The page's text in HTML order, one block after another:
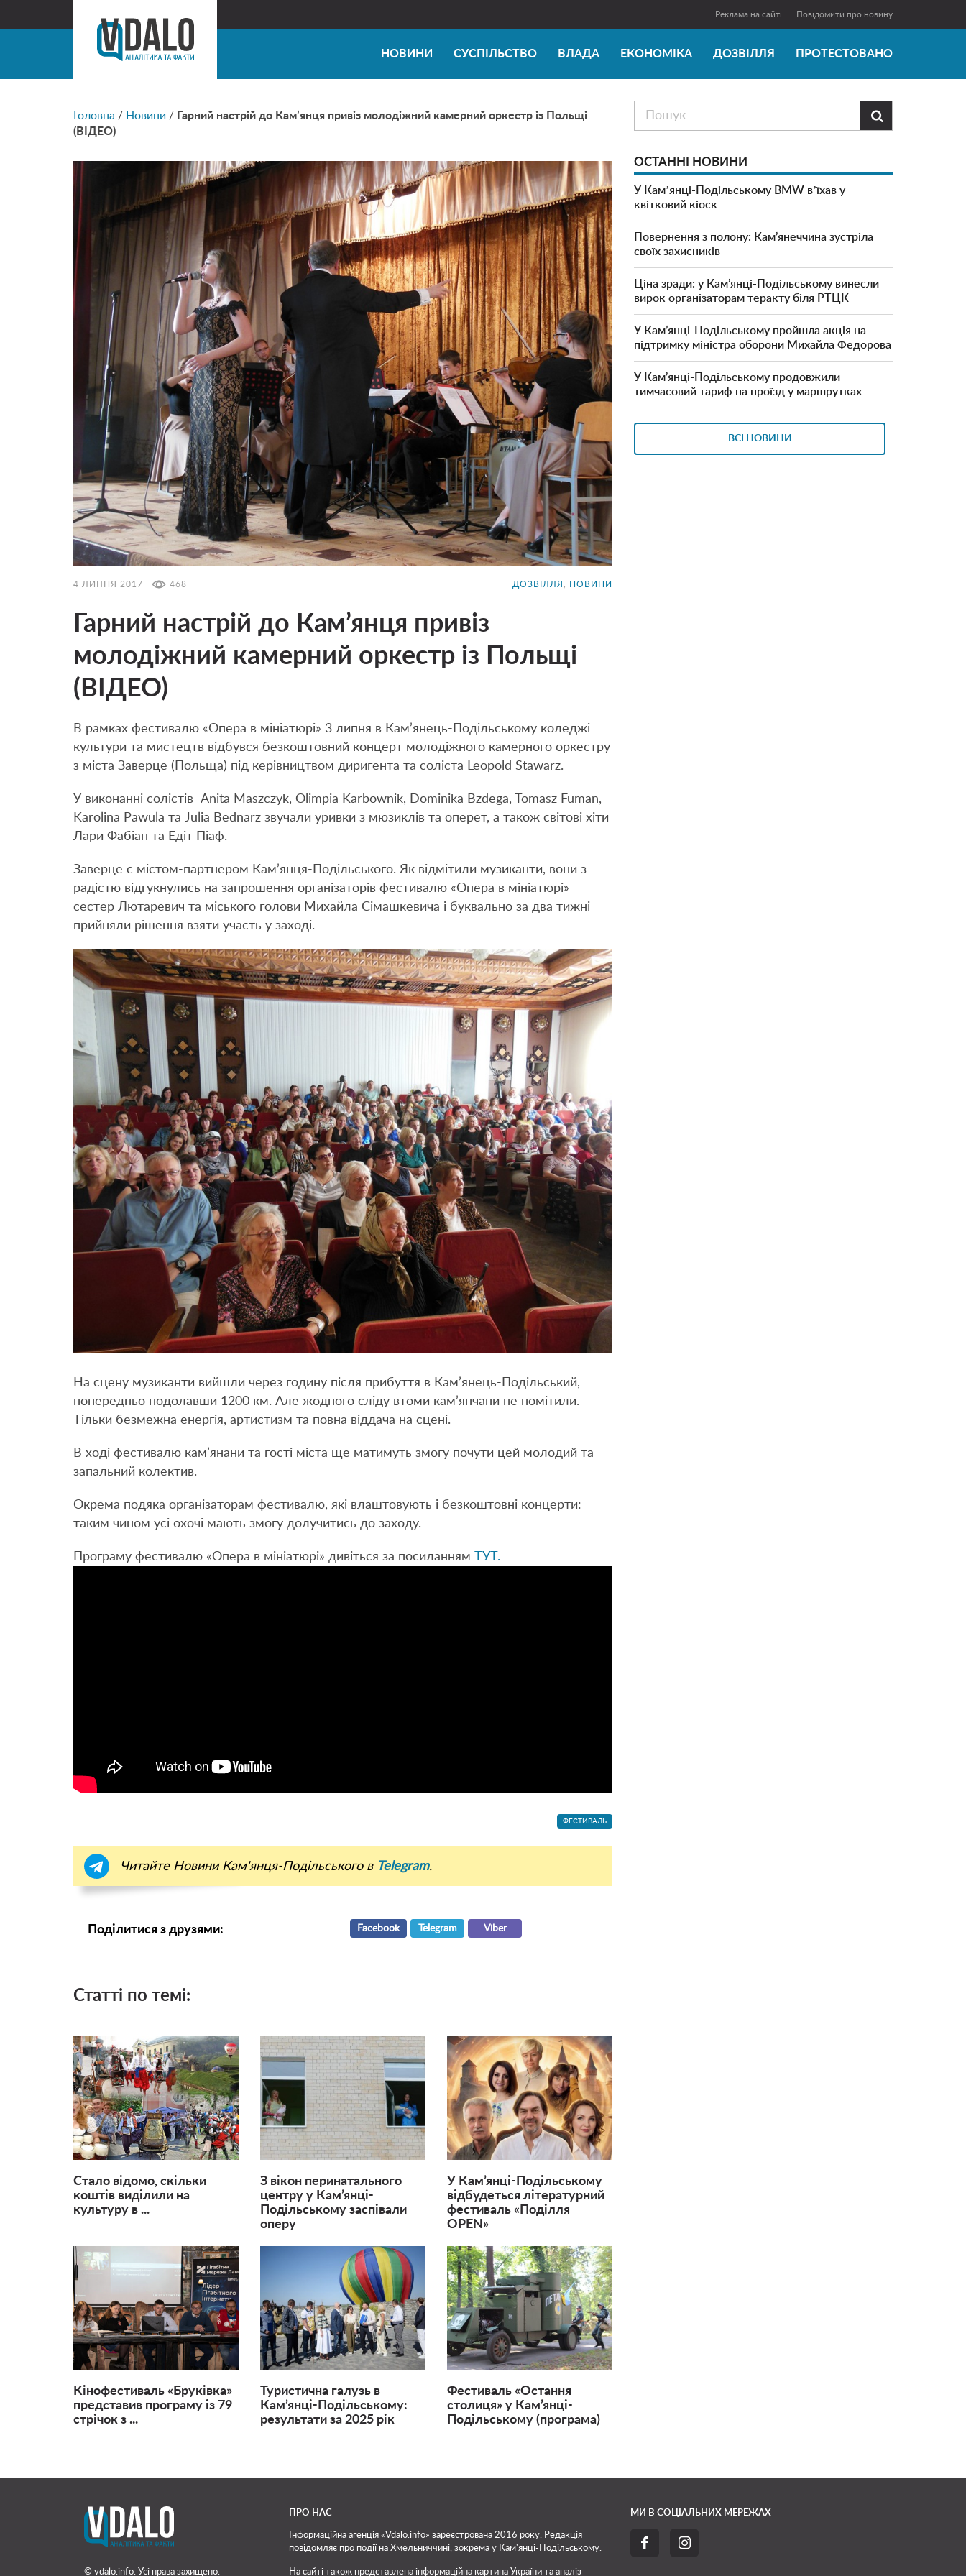
Реклама на сайті Повідомити про новину
НОВИНИ СУСПІЛЬСТВО ВЛАДА ЕКОНОМІКА ДОЗВІЛЛЯ ПРОТЕСТОВАНО
Головна / Новини / Гарний настрій до Кам’янця привіз молодіжний камерний оркестр із Польщі
(ВІДЕО)
4 ЛИПНЯ 2017 | 468 ДОЗВІЛЛЯ НОВИНИ
Гарний настрій до Кам’янця привіз
молодіжний камерний оркестр із Польщі
(ВІДЕО)
В рамках фестивалю «Опера в мініатюрі» 3 липня в Кам’янець-Подільському коледжі
культури та мистецтв відбувся безкоштовний концерт молодіжного камерного оркестру
з міста Заверце (Польща) під керівництвом диригента та соліста Leopold Stawarz.
У виконанні солістів Anita Maszczyk, Olimpia Karbownik, Dominika Bzdega, Tomasz Fuman,
Karolina Pawula та Julia Bednarz звучали уривки з мюзиклів та оперет, а також світові хіти
Лари Фабіан та Едіт Піаф.
Заверце є містом-партнером Кам’янця-Подільського. Як відмітили музиканти, вони з
радістю відгукнулись на запрошення організаторів фестивалю «Опера в мініатюрі»
сестер Лютаревич та міського голови Михайла Сімашкевича і буквально за два тижні
прийняли рішення взяти участь у заході.
На сцену музиканти вийшли через годину після прибуття в Кам’янець-Подільський,
попередньо подолавши 1200 км. Але жодного сліду втоми кам’янчани не помітили.
Тільки безмежна енергія, артистизм та повна віддача на сцені.
В ході фестивалю кам’янани та гості міста ще матимуть змогу почути цей молодий та
запальний колектив.
Окрема подяка організаторам фестивалю, які влаштовують і безкоштовні концерти:
таким чином усі охочі мають змогу долучитись до заходу.
Програму фестивалю «Опера в мініатюрі» дивіться за посиланням ТУТ.
ФЕСТИВАЛЬ
Читайте Новини Кам'янця-Подільського в Telegram.
Поділитися з друзями: Facebook Telegram Viber
Статті по темі:
Стало відомо, скільки
коштів виділили на
культуру в ...
З вікон перинатального
центру у Кам’янці-
Подільському заспівали
оперу
У Кам’янці-Подільському
відбудеться літературний
фестиваль «Поділля
OPEN»
Кінофестиваль «Бруківка»
представив програму із 79
стрічок з ...
Туристична галузь в
Кам’янці-Подільському:
результати за 2025 рік
Фестиваль «Остання
столиця» у Кам’янці-
Подільському (програма)

ОСТАННІ НОВИНИ
У Камʼянці-Подільському BMW вʼїхав у
квітковий кіоск
Повернення з полону: Кам’янеччина зустріла
своїх захисників
Ціна зради: у Кам’янці-Подільському винесли
вирок організаторам теракту біля РТЦК
У Кам’янці-Подільському пройшла акція на
підтримку міністра оборони Михайла Федорова
У Кам’янці-Подільському продовжили
тимчасовий тариф на проїзд у маршрутках
ВСІ НОВИНИ
© vdalo.info. Усі права захищено.
ПРО НАС
Інформаційна агенція «Vdalo.info» зареєстрована 2016 року. Редакція
повідомляє про події на Хмельниччині, зокрема у Кам'янці-Подільському.
На сайті також представлена інформаційна картина України та аналіз
МИ В СОЦІАЛЬНИХ МЕРЕЖАХ
 